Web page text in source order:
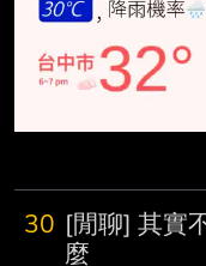
30 [閒聊] 其實
麼